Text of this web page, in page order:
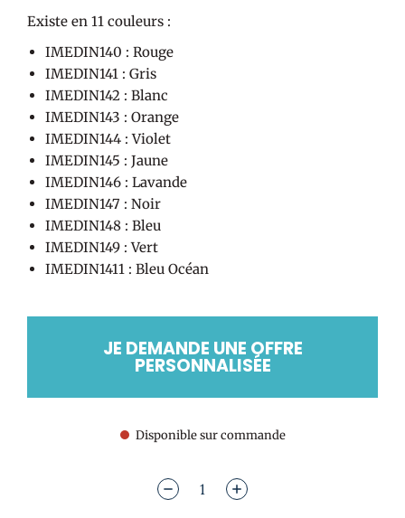
Existe en 11 couleurs :
IMEDIN140 : Rouge
IMEDIN141 : Gris
IMEDIN142 : Blanc
IMEDIN143 : Orange
IMEDIN144 : Violet
IMEDIN145 : Jaune
IMEDIN146 : Lavande
IMEDIN147 : Noir
IMEDIN148 : Bleu
IMEDIN149 : Vert
IMEDIN1411 : Bleu Océan
JE DEMANDE UNE OFFRE
PERSONNALISÉE
Disponible sur commande